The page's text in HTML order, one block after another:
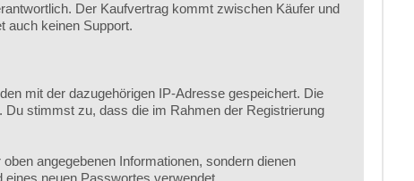
Der Kaufvertrag kommt zwischen Käufer und
auch keinen Support.
mit der dazugehörigen IP-Adresse gespeichert. Die
Du stimmst zu, dass die im Rahmen der Registrierung
angegebenen Informationen, sondern dienen
neuen Passwortes verwendet.